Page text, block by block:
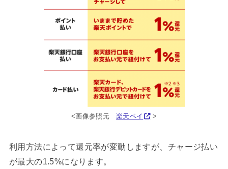
<画像参照元楽天ペイ >
利用方法によって還元率が変動しますが、チャージ払い
が最大の1.5%になります。